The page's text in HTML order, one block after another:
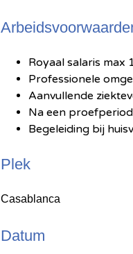
Royaal salaris
Professionele
Aanvullende
Na een
Begeleiding bij
Plek
Casablanca
Datum